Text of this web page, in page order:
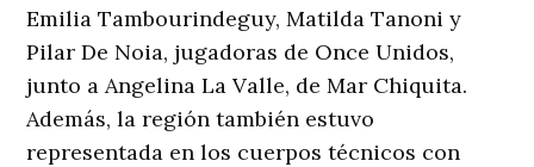
Emilia Tambourindeguy, Matilda Tanoni y
Pilar De Noia, jugadoras de Once Unidos,
junto a Angelina La Valle, de Mar Chiquita.
Además, la región también estuvo
representada en los cuerpos técnicos con